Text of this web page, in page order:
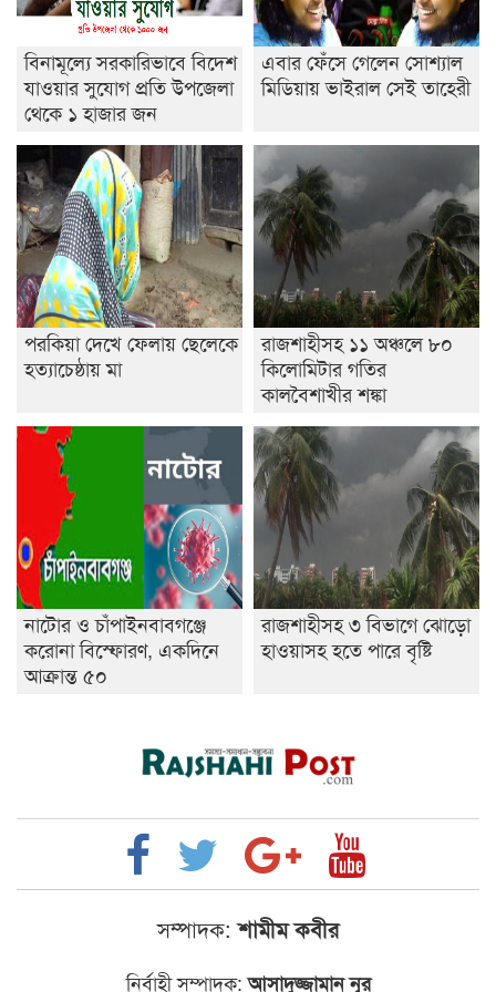
বিনামূল্যে সরকারিভাবে বিদেশ
যাওয়ার সুযোগ প্রতি উপজেলা
থেকে ১ হাজার জন
এবার ফেঁসে গেলেন সোশ্যাল
মিডিয়ায় ভাইরাল সেই তাহেরী
পরকিয়া দেখে ফেলায় ছেলেকে
হত্যাচেষ্ঠায় মা
রাজশাহীসহ ১১ অঞ্চলে ৮০
কিলোমিটার গতির
কালবৈশাখীর শঙ্কা
নাটোর ও চাঁপাইনবাবগঞ্জে
করোনা বিস্ফোরণ, একদিনে
আক্রান্ত ৫০
রাজশাহীসহ ৩ বিভাগে ঝোড়ো
হাওয়াসহ হতে পারে বৃষ্টি
সম্পাদক: শামীম কবীর
নির্বাহী সম্পাদক:আসাদুজ্জামান নূর